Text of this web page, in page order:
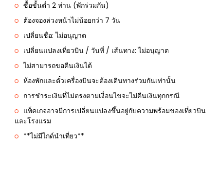
ซื้อขั้นต่ำ 2 ท่าน (พักร่วมกัน)
ต้องจองล่วงหน้าไม่น้อยกว่า 7 วัน
เปลี่ยนชื่อ: ไม่อนุญาต
เปลี่ยนแปลงเที่ยวบิน / วันที่ / เส้นทาง: ไม่อนุญาต
ไม่สามารถขอคืนเงินได้
ห้องพักและตั๋วเครื่องบินจะต้องเดินทางร่วมกันเท่านั้น
การชำระเงินที่ไม่ตรงตามเงื่อนไขจะไม่คืนเงินทุกกรณี
แพ็คเกจอาจมีการเปลี่ยนแปลงขึ้นอยู่กับความพร้อมของเที่ยวบิน
และโรงแรม
**ไม่มีไกด์นำเที่ยว**